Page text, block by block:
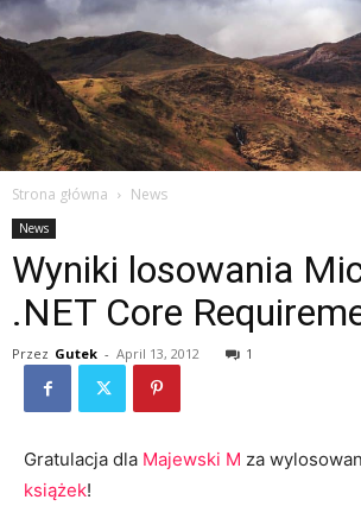
Strona główna News
News
Wyniki losowania
.NET Core
Przez Gutek - April 13, 2012 1
Gratulacja dla Majewski M za
książek!